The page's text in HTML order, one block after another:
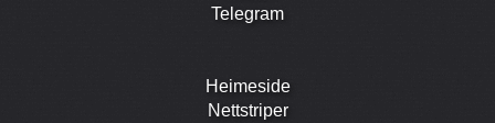
Telegram
Heimeside
Nett­striper